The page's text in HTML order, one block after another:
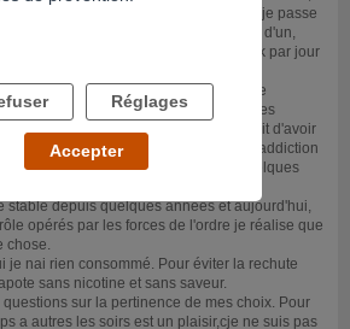
ou d'herbe, toujours avec du tabac, je passe
deux sticks par jour, parfois la moitié d'un,
tracer une moyenne je dirais un stick par jour
a différent moment de la journée.
plus agréable, plus du tout l'idée de le
d'un petit joint d'herbe consommé a des
du temps le soir ou en repos. Le fait d'avoir
permet de ne pas avoir cette addiction
d'envie perpétuelle au bout de quelques
stable depuis quelques années et aujourd'hui,
opérés par les forces de l'ordre je réalise que
chose.
je nai rien consommé. Pour éviter la rechute
sans nicotine et sans saveur.
sur la pertinence de mes choix. Pour
a autres les soirs est un plaisir,cje ne suis pas
Réglages
Accepter